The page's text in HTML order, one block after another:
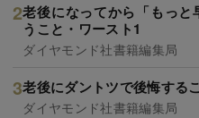
老後になってから「もっ
うこと・ワースト1
ダイヤモンド社書籍編集局
老後にダントツで後悔する
ダイヤモンド社書籍編集局